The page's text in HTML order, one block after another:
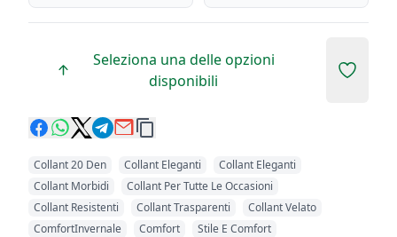
Seleziona una delle opzioni
disponibili
Add to
Collant 20 Den Collant Eleganti
Collant Eleganti
Collant Morbidi
Collant Per Tutte Le Occasioni
Collant Resistenti
Collant Trasparenti
Collant Velato
ComfortInvernale
Comfort Stile E Comfort